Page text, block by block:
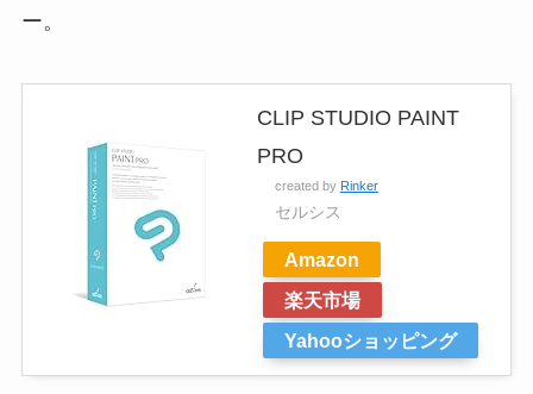
ー。
CLIP STUDIO PAINT
PRO
created by Rinker
セルシス
Amazon
楽天市場
Yahooショッピング